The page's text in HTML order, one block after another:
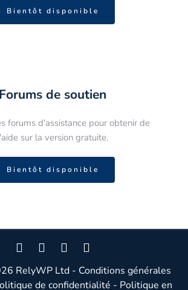
Bientôt disponible
Forums de soutien
forums d'assistance pour obtenir de
sur la version gratuite.
Bientôt disponible
RelyWP Ltd - Conditions générales
de confidentialité - Politique en